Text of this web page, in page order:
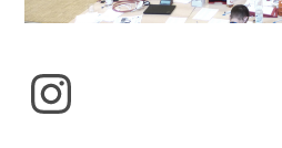
Instagram